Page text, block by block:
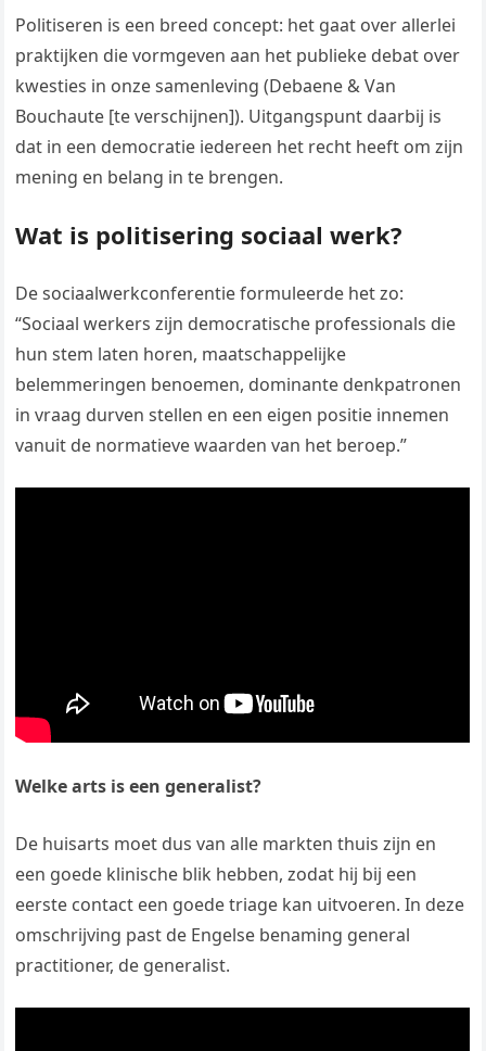
Politiseren is een breed concept: het gaat over allerlei
praktijken die vormgeven aan het publieke debat over
kwesties in onze samenleving (Debaene & Van
Bouchaute [te verschijnen]). Uitgangspunt daarbij is
dat in een democratie iedereen het recht heeft om zijn
mening en belang in te brengen.
Wat is politisering sociaal werk?
De sociaalwerkconferentie formuleerde het zo:
“Sociaal werkers zijn democratische professionals die
hun stem laten horen, maatschappelijke
belemmeringen benoemen, dominante denkpatronen
in vraag durven stellen en een eigen positie innemen
vanuit de normatieve waarden van het beroep.”
Welke arts is een generalist?
De huisarts moet dus van alle markten thuis zijn en
een goede klinische blik hebben, zodat hij bij een
eerste contact een goede triage kan uitvoeren. In deze
omschrijving past de Engelse benaming general
practitioner, de generalist.